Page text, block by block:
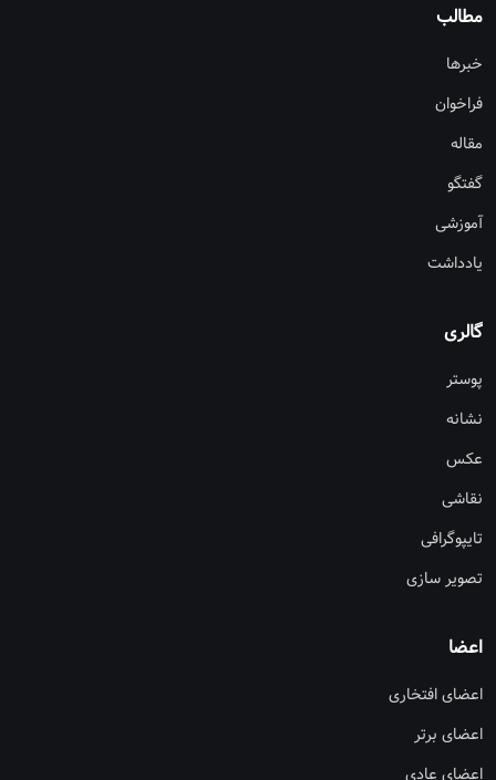
مطالب
خبرها
فراخوان
مقاله
گفتگو
آموزشی
یادداشت
گالری
پوستر
نشانه
عکس
نقاشی
تایپوگرافی
تصویر سازی
اعضا
اعضای افتخاری
اعضای برتر
اعضای عادی